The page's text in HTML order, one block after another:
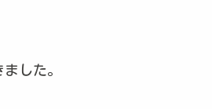
した。